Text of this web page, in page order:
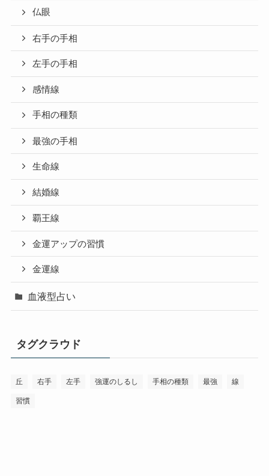
仏眼
右手の手相
左手の手相
感情線
手相の種類
最強の手相
生命線
結婚線
覇王線
金運アップの習慣
金運線
血液型占い
タグクラウド
丘 右手 左手 強運のしるし 手相の種類 最強 線
習慣